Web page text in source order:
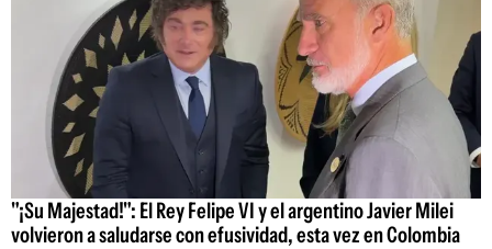
"¡Su Majestad!": El Rey Felipe VI y el argentino Javier Milei
volvieron a saludarse con efusividad, esta vez en Colombia